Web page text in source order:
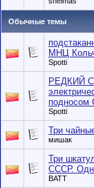
Обычные темы
МНЦ
Spotti
РЕДКИЙ
Spotti
Три
мишак
Три
СССР.
BATT